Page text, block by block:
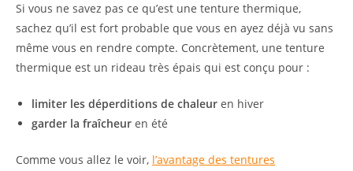
Si vous ne savez pas ce qu’est une tenture thermique,
sachez qu’il est fort probable que vous en ayez déjà vu sans
même vous en rendre compte. Concrètement, une tenture
thermique est un rideau très épais qui est conçu pour :
limiter les déperditions de chaleur en hiver
garder la fraîcheur en été
Comme vous allez le voir, l’avantage des tentures